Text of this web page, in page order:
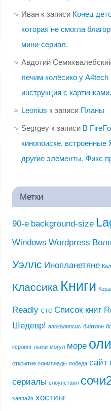
Иванк записи Конец
которая не смогла
мини-сериал.
Авдотий
лечим колёсико у
инструкция с
Leonius к записи Планы
Segrgeyк записи В
кинопоиске,
другие элементы. Фикс
Метки
90-е background-size
Windows Wordpress
Уэллс Инопланетяне
Классика Книги
Readly СТС Список книг
Шедевр! апокалипсис биатлон
кёрлинг лыжи могул море
открытие олимпиады победа сайт
сериалы слоупстаил
хавпайп хостинг